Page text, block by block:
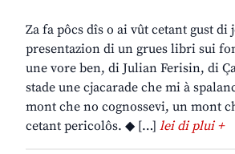
Za fa pôcs dîs o ai vût cetant gust di
presentazion di un grues libri sui
une vore ben, di Julian Ferisin, di
stade une cjacarade che mi à
mont che no cognossevi, un mont
cetant pericolôs. ◆ […] lei di plui +